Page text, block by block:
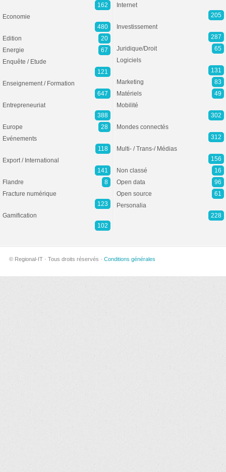
162
Economie
480
Edition
20
Energie
67
Enquête / Etude
121
Enseignement / Formation
647
Entrepreneuriat
388
Europe
28
Evénements
118
Export / International
141
Flandre
8
Fracture numérique
123
Gamification
102
Internet
205
Investissement
287
Juridique/Droit
65
Logiciels
131
Marketing
83
Matériels
49
Mobilité
302
Mondes connectés
312
Multi- / Trans-/ Médias
156
Non classé
16
Open data
96
Open source
61
Personalia
228
© Regional-IT · Tous droits réservés · Conditions générales